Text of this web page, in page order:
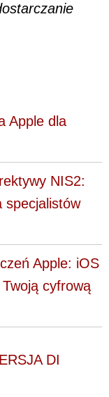
Apple dla
NIS2:
specjalistów
Apple: iOS
cyfrową
DI